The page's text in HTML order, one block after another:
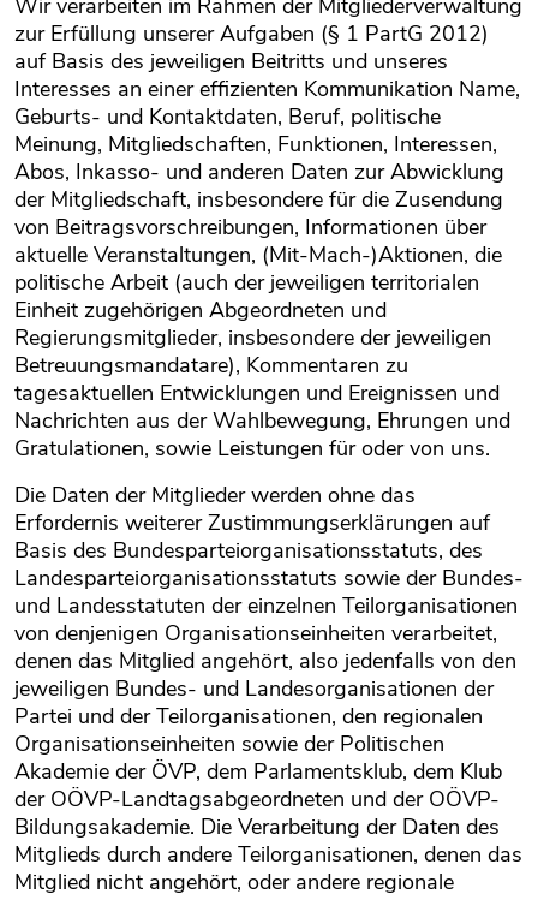
Wir verarbeiten im Rahmen der Mitgliederverwaltung
zur Erfüllung unserer Aufgaben (§ 1 PartG 2012)
auf Basis des jeweiligen Beitritts und unseres
Interesses an einer effizienten Kommunikation Name,
Geburts- und Kontaktdaten, Beruf, politische
Meinung, Mitgliedschaften, Funktionen, Interessen,
Abos, Inkasso- und anderen Daten zur Abwicklung
der Mitgliedschaft, insbesondere für die Zusendung
von Beitragsvorschreibungen, Informationen über
aktuelle Veranstaltungen, (Mit-Mach-)Aktionen, die
politische Arbeit (auch der jeweiligen territorialen
Einheit zugehörigen Abgeordneten und
Regierungsmitglieder, insbesondere der jeweiligen
Betreuungsmandatare), Kommentaren zu
tagesaktuellen Entwicklungen und Ereignissen und
Nachrichten aus der Wahlbewegung, Ehrungen und
Gratulationen, sowie Leistungen für oder von uns.
Die Daten der Mitglieder werden ohne das
Erfordernis weiterer Zustimmungserklärungen auf
Basis des Bundesparteiorganisationsstatuts, des
Landesparteiorganisationsstatuts sowie der Bundes-
und Landesstatuten der einzelnen Teilorganisationen
von denjenigen Organisationseinheiten verarbeitet,
denen das Mitglied angehört, also jedenfalls von den
jeweiligen Bundes- und Landesorganisationen der
Partei und der Teilorganisationen, den regionalen
Organisationseinheiten sowie der Politischen
Akademie der ÖVP, dem Parlamentsklub, dem Klub
der OÖVP-Landtagsabgeordneten und der OÖVP-
Bildungsakademie. Die Verarbeitung der Daten des
Mitglieds durch andere Teilorganisationen, denen das
Mitglied nicht angehört, oder andere regionale